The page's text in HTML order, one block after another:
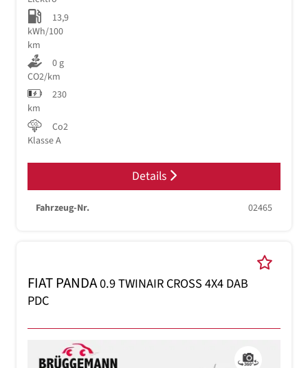
13,9
kWh/100
km
0 g
CO2/km
230
km
Co2
Klasse A
Details
Fahrzeug-Nr. 02465
FIAT PANDA0.9 TWINAIR CROSS 4X4 DAB
PDC